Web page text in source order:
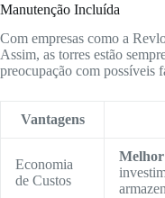
Manutenção Incluída
Com empresas como a
Assim, as torres estão
preocupação com possíveis
Vantagens
Economia
de Custos
Melhor